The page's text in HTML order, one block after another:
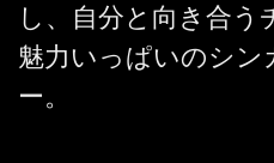
し、自分と向き合う
魅力いっぱいのシン
ー。